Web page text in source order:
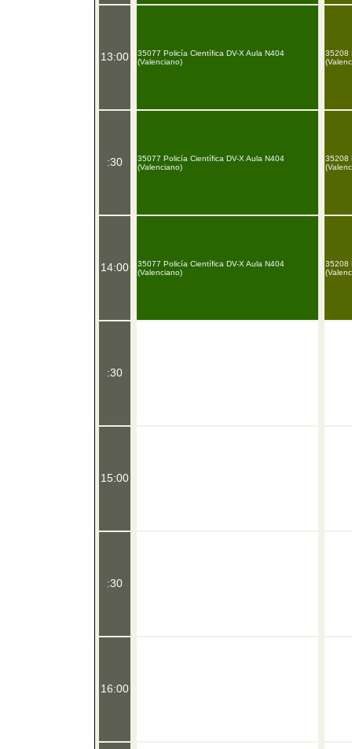
13:00
:30
14:00
:30
15:00
:30
16:00
35077 Policía Científica DV-X Aula N404
(Valenciano)
35077 Policía Científica DV-X Aula N404
(Valenciano)
35077 Policía Científica DV-X Aula N404
(Valenciano)
35208
35208
35208